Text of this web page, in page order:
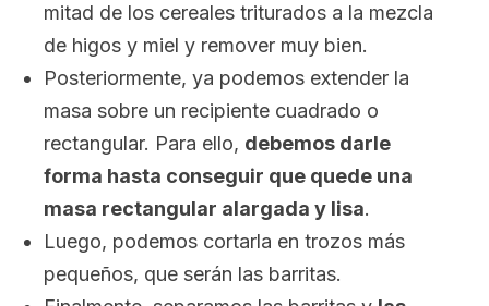
mitad de los cereales triturados a la mezcla
de higos y miel y remover muy bien.
Posteriormente, ya podemos extender la
masa sobre un recipiente cuadrado o
rectangular. Para ello, debemos darle
forma hasta conseguir que quede una
masa rectangular alargada y lisa.
Luego, podemos cortarla en trozos más
pequeños, que serán las barritas.